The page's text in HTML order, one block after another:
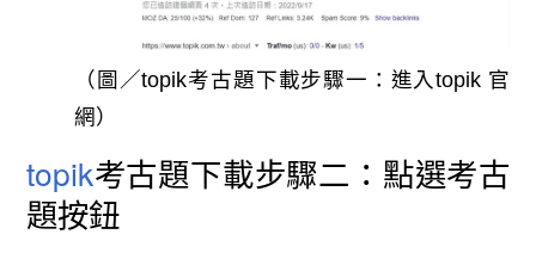
（圖／topik考古題下載步驟一：進入topik 官
網）
topik考古題下載步驟二：點選考古
題按鈕